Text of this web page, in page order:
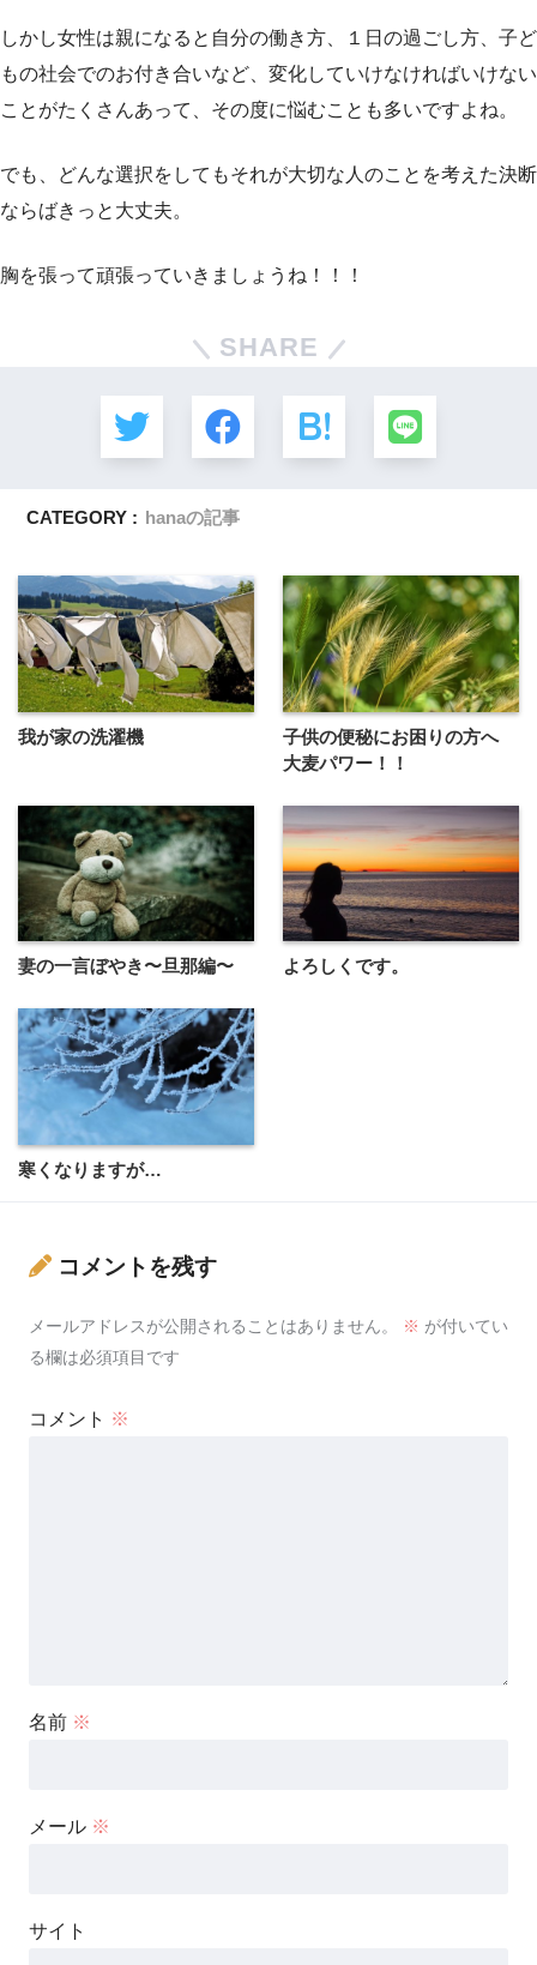
しかし女性は親になると自分の働き方、１日の過ごし方、子ど
もの社会でのお付き合いなど、変化していけなければいけない
ことがたくさんあって、その度に悩むことも多いですよね。
でも、どんな選択をしてもそれが大切な人のことを考えた決断
ならばきっと大丈夫。
胸を張って頑張っていきましょうね！！！
SHARE
CATEGORY : hanaの記事
我が家の洗濯機
子供の便秘にお困りの方へ
大麦パワー！！
妻の一言ぼやき〜旦那編〜 よろしくです。
寒くなりますが…
コメントを残す
メールアドレスが公開されることはありません。 ※ が付いてい
る欄は必須項目です
コメント ※
名前 ※
メール ※
サイト